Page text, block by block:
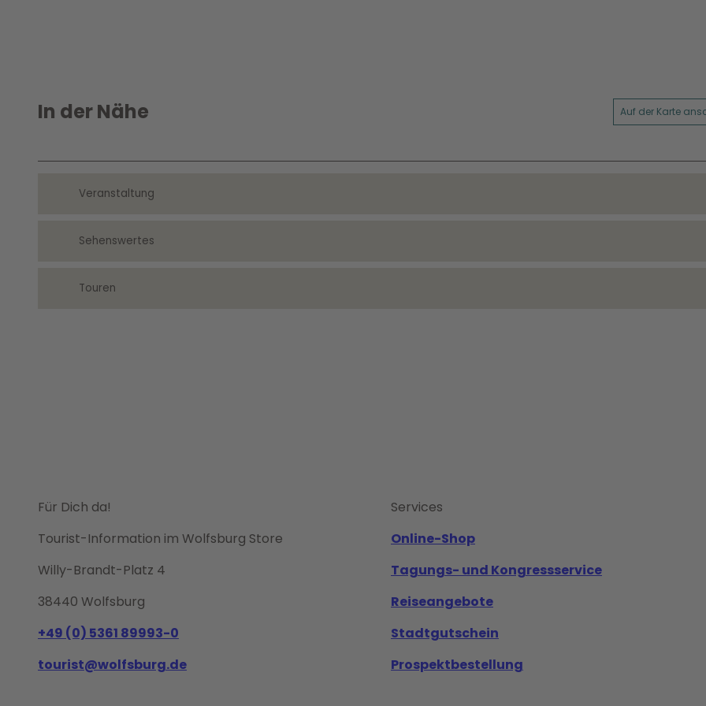
In der Nähe Auf der Karte
Veranstaltung
Sehenswertes
Touren
Für Dich da!
Tourist-Information im Wolfsburg Store
Willy-Brandt-Platz 4
38440 Wolfsburg
+49 (0) 5361 89993-0
tourist@wolfsburg.de
Services
Online-Shop
Tagungs- und Kongressservice
Reiseangebote
Stadtgutschein
Prospektbestellung